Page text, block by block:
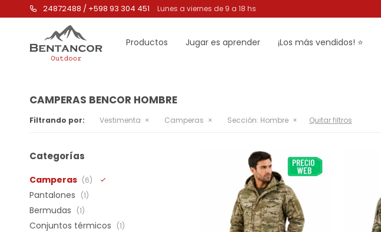
Productos Jugar es aprender ¡Los más vendidos! ⭐
24872488 / +598 93 304 451 Lunes a viernes de 9 a 18 hs
CAMPERAS BENCOR HOMBRE
Filtrando por: Vestimenta Camperas Sección: Hombre Quitar filtros
Categorías
Camperas (6)
Pantalones (1)
Bermudas (1)
Conjuntos térmicos (1)